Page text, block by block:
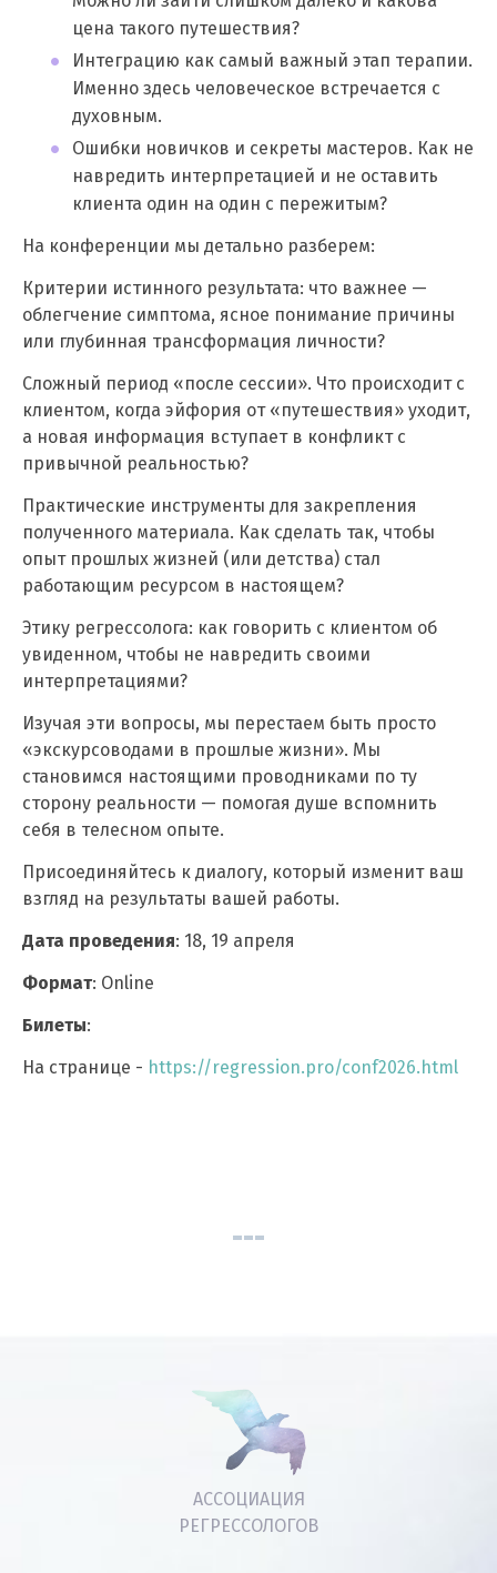
цена такого путешествия?
Интеграцию как самый важный этап терапии.
Именно здесь человеческое встречается с
духовным.
Ошибки новичков и секреты мастеров. Как не
навредить интерпретацией и не оставить
клиента один на один с пережитым?
На конференции мы детально разберем:
Критерии истинного результата: что важнее —
облегчение симптома, ясное понимание причины
или глубинная трансформация личности?
Сложный период «после сессии». Что происходит с
клиентом, когда эйфория от «путешествия» уходит,
а новая информация вступает в конфликт с
привычной реальностью?
Практические инструменты для закрепления
полученного материала. Как сделать так, чтобы
опыт прошлых жизней (или детства) стал
работающим ресурсом в настоящем?
Этику регрессолога: как говорить с клиентом об
увиденном, чтобы не навредить своими
интерпретациями?
Изучая эти вопросы, мы перестаем быть просто
«экскурсоводами в прошлые жизни». Мы
становимся настоящими проводниками по ту
сторону реальности — помогая душе вспомнить
себя в телесном опыте.
Присоединяйтесь к диалогу, который изменит ваш
взгляд на результаты вашей работы.
Дата проведения: 18, 19 апреля
Формат: Online
Билеты:
На странице - https://regression.pro/conf2026.html
АССОЦИАЦИЯ
РЕГРЕССОЛОГОВ